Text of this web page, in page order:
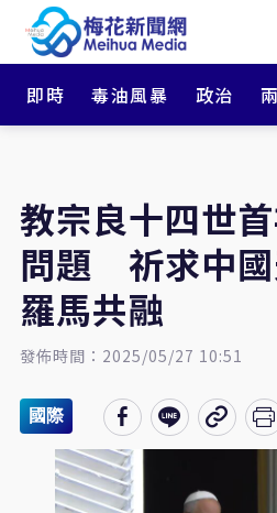
即時 毒油風暴 政治
教宗良十四世
問題 祈求中國
羅馬共融
發佈時間：2025/05/27 10:51
國際